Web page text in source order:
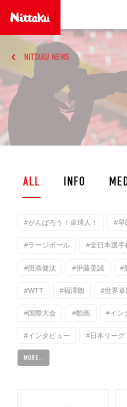
NITTAKU NEWS
ALL INFO
#がんばろう！卓球人！ #早
#ラージボール #全日本選手
#田添健汰 #伊藤美誠 #
#WTT #福澤朗 #世界卓
#国際大会 #動画 #イン
#インタビュー #日本リーグ
MORE..